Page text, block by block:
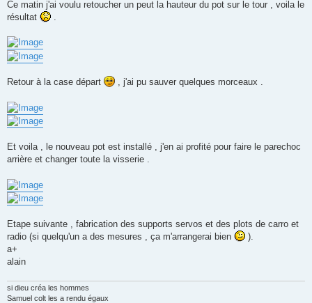
a
g
Ce matin j'ai voulu retoucher un peut la hauteur du pot sur le tour , voila le
résultat
Retour à la case départ , j'ai pu sauver quelques morceaux .
Et voila , le nouveau pot est installé , j'en ai profité pour faire le parechoc
arrière et changer toute la visserie .
Etape suivante , fabrication des supports servos et des plots de carro et
radio (si quelqu'un a des mesures , ça m'arrangerai bien
).
a+
alain
si dieu créa les hommes
Samuel colt les a rendu égaux